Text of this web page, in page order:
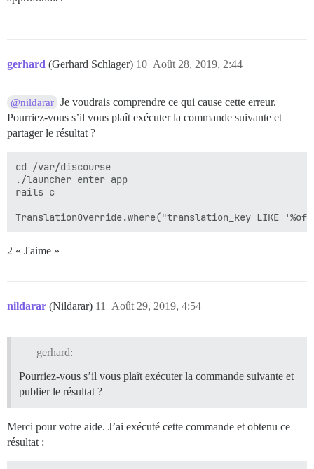
gerhard (Gerhard Schlager) Août 28, 2019, 2:44
10
@nildarar Je voudrais comprendre ce qui cause cette erreur.
Pourriez-vous s’il vous plaît exécuter la commande suivante et
partager le résultat ?
cd /var/discourse
./launcher enter app
rails c
2 « J'aime »
nildarar (Nildarar) Août 29, 2019, 4:54
11
gerhard:
Pourriez-vous s’il vous plaît exécuter la commande suivante et
publier le résultat ?
Merci pour votre aide. J’ai exécuté cette commande et obtenu ce
résultat :